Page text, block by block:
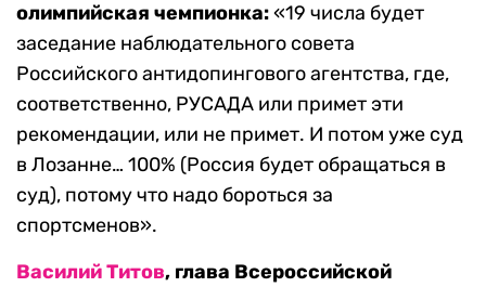
олимпийская чемпионка:«19 числа будет
заседание наблюдательного совета
Российского антидопингового агентства, где,
соответственно, РУСАДА или примет эти
рекомендации, или не примет. И потом уже суд
в Лозанне… 100% (Россия будет обращаться в
суд), потому что надо бороться за
спортсменов».
Василий Титов, глава Всероссийской